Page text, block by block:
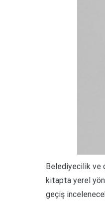
Belediyecilik ve
kitapta yerel
geçiş